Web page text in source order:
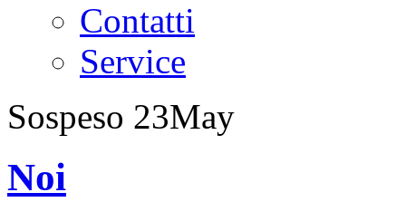
Contatti
Service
Sospeso 23May
Noi